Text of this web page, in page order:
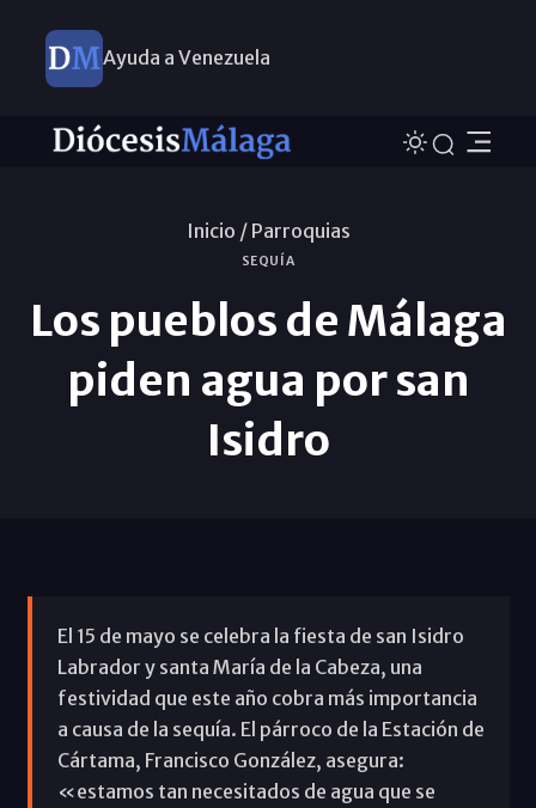
Ayuda a Venezuela
Inicio / Parroquias
SEQUÍA
Los pueblos de Málaga
piden agua por san
Isidro
El 15 de mayo se celebra la fiesta de san Isidro
Labrador y santa María de la Cabeza, una
festividad que este año cobra más importancia
a causa de la sequía. El párroco de la Estación de
Cártama, Francisco González, asegura:
«estamos tan necesitados de agua que se